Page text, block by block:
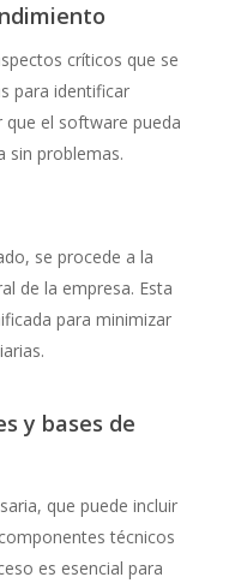
críticos que se
para identificar
que el software pueda
sin problemas.
se procede a la
de la empresa. Esta
para minimizar
y bases de
que puede incluir
técnicos
es esencial para